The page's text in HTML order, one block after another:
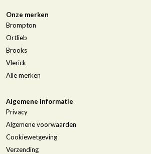
Onze merken
Brompton
Ortlieb
Brooks
Vlerick
Alle merken
Algemene informatie
Privacy
Algemene voorwaarden
Cookiewetgeving
Verzending